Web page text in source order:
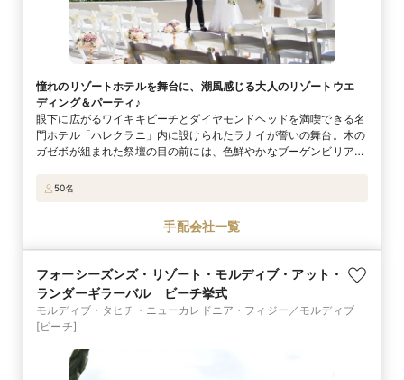
憧れのリゾートホテルを舞台に、潮風感じる大人のリゾートウエ
ディング＆パーティ♪
眼下に広がるワイキキビーチとダイヤモンドヘッドを満喫できる名
門ホテル「ハレクラニ」内に設けられたラナイが誓いの舞台。木の
ガゼボが組まれた祭壇の目の前には、色鮮やかなブーゲンビリアが
フラワーシャワーも豪華に映え、フォトスポットとしても最高。挙
風と絶景を楽しみながら、ゲストと至福のひとときを楽しんで。会
場装飾やカラーコーディネートもアレンジ可能だから、ぜひスタッ
フに相談を。
50名
手配会社一覧
フォーシーズンズ・リゾート・モルディブ・アット・
ランダーギラーバル ビーチ挙式
モルディブ・タヒチ・ニューカレドニア・フィジー／モルディブ
[ビーチ]